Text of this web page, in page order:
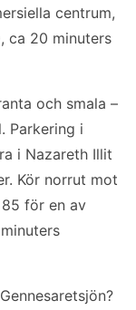
centrum,
ca 20 minuters
och smala –
Parkering i
i Nazareth Illit
Kör norrut mot
för en av